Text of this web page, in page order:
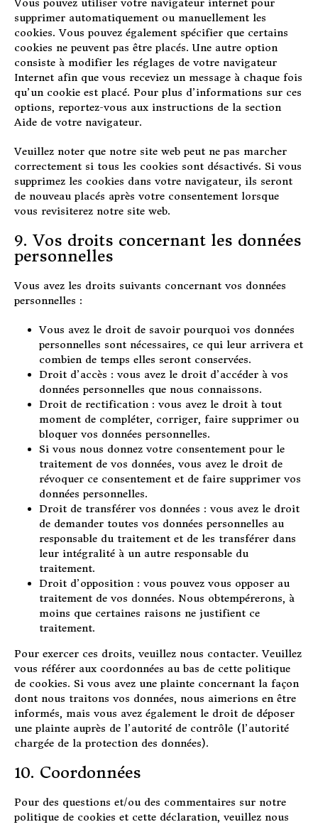
Vous pouvez utiliser votre navigateur internet pour
supprimer automatiquement ou manuellement les
cookies. Vous pouvez également spécifier que certains
cookies ne peuvent pas être placés. Une autre option
consiste à modifier les réglages de votre navigateur
Internet afin que vous receviez un message à chaque fois
qu’un cookie est placé. Pour plus d’informations sur ces
options, reportez-vous aux instructions de la section
Aide de votre navigateur.
Veuillez noter que notre site web peut ne pas marcher
correctement si tous les cookies sont désactivés. Si vous
supprimez les cookies dans votre navigateur, ils seront
de nouveau placés après votre consentement lorsque
vous revisiterez notre site web.
9. Vos droits concernant les données
personnelles
Vous avez les droits suivants concernant vos données
personnelles :
Vous avez le droit de savoir pourquoi vos données
personnelles sont nécessaires, ce qui leur arrivera et
combien de temps elles seront conservées.
Droit d’accès : vous avez le droit d’accéder à vos
données personnelles que nous connaissons.
Droit de rectification : vous avez le droit à tout
moment de compléter, corriger, faire supprimer ou
bloquer vos données personnelles.
Si vous nous donnez votre consentement pour le
traitement de vos données, vous avez le droit de
révoquer ce consentement et de faire supprimer vos
données personnelles.
Droit de transférer vos données : vous avez le droit
de demander toutes vos données personnelles au
responsable du traitement et de les transférer dans
leur intégralité à un autre responsable du
traitement.
Droit d’opposition : vous pouvez vous opposer au
traitement de vos données. Nous obtempérerons, à
moins que certaines raisons ne justifient ce
traitement.
Pour exercer ces droits, veuillez nous contacter. Veuillez
vous référer aux coordonnées au bas de cette politique
de cookies. Si vous avez une plainte concernant la façon
dont nous traitons vos données, nous aimerions en être
informés, mais vous avez également le droit de déposer
une plainte auprès de l’autorité de contrôle (l’autorité
chargée de la protection des données).
10. Coordonnées
Pour des questions et/ou des commentaires sur notre
politique de cookies et cette déclaration, veuillez nous